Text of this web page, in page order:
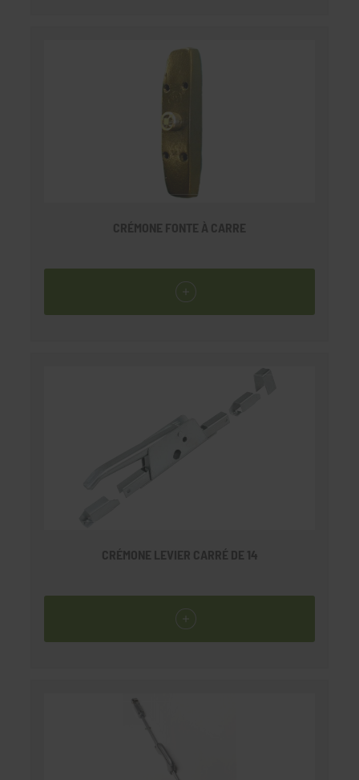
CRÉMONE FONTE À CARRE
CRÉMONE LEVIER CARRÉ DE 14